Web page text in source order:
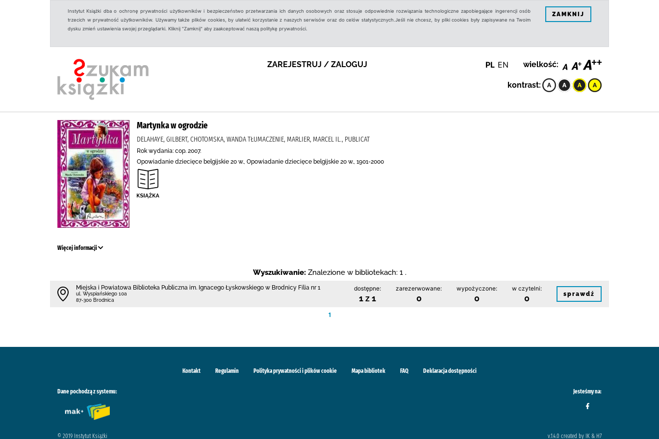
Instytut Książki dba o ochronę prywatności użytkowników i bezpieczeństwo przetwarzania ich danych osobowych oraz stosuje odpowiednie rozwiązania technologiczne zapobiegające ingerencji osób
trzecich w prywatność użytkowników. Używamy także plików cookies, by ułatwić korzystanie z naszych serwisów oraz do celów statystycznych.Jeśli nie chcesz, by pliki cookies były zapisywane na Twoim
dysku zmień ustawienia swojej przeglądarki. Kliknij "Zamknij" aby zaakceptować naszą politykę prywatności.
ZAMKNIJ
ZAREJESTRUJ / ZALOGUJ PL EN wielkość:
kontrast:
Martynka w ogrodzie
DELAHAYE, GILBERT, CHOTOMSKA, WANDA TŁUMACZENIE, MARLIER, MARCEL IL., PUBLICAT
Rok wydania: cop. 2007.
Opowiadanie dziecięce belgijskie 20 w., Opowiadanie dziecięce belgijskie 20 w., 1901-2000
Więcej informacji
Wyszukiwanie: Znalezione w bibliotekach: 1 .
Miejska i Powiatowa Biblioteka Publiczna im. Ignacego Łyskowskiego w Brodnicy Filia nr 1
ul. Wyspiańskiego 10a
87-300 Brodnica
dostępne:
1 z 1
zarezerwowane:
0
wypożyczone:
0
w czytelni:
0 sprawdź
1
Kontakt Regulamin Polityka prywatności i plików cookie Mapa bibliotek FAQ Deklaracja dostępności
Dane pochodzą z systemu: Jesteśmy na:
© 2019 Instytut Książki v.1.4.0 created by IK & H7